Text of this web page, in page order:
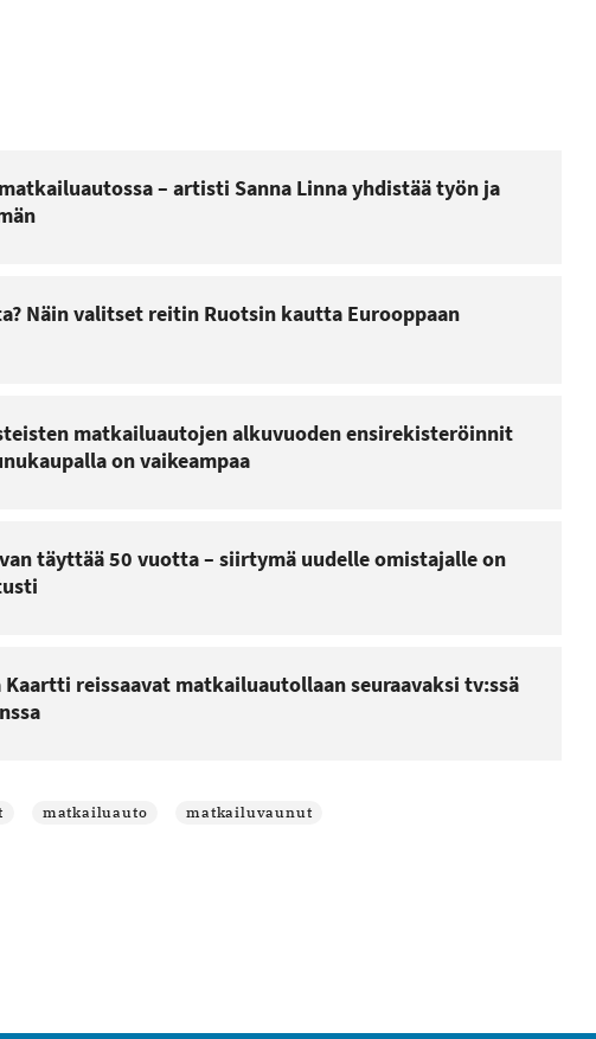
– artisti Sanna Linna yhdistää työn ja
Näin valitset reitin Ruotsin kautta Eurooppaan
matkailuautojen alkuvuoden ensirekisteröinnit
on vaikeampaa
täyttää 50 vuotta – siirtymä uudelle omistajalle on
Kaartti reissaavat matkailuautollaan seuraavaksi tv:ssä
matkailuauto matkailuvaunut